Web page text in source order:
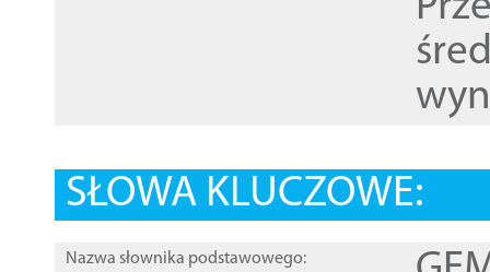
SŁOWA KLUCZOWE:
Nazwa słownika podstawowego: